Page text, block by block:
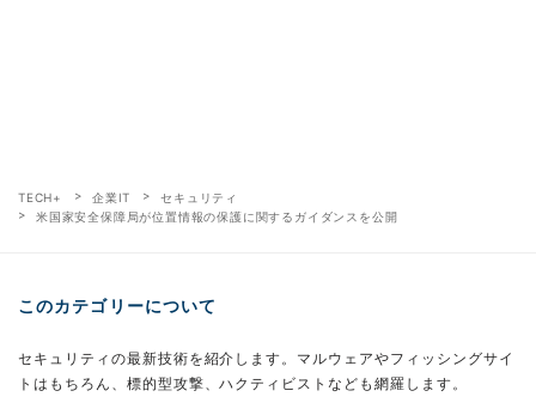
TECH+ 企業IT
セキュリティ
米国家安全保障局が位置情報の保護に関するガイダンスを公開
このカテゴリーについて
セキュリティの最新技術を紹介します。マルウェアやフィッシングサイ
トはもちろん、標的型攻撃、ハクティビストなども網羅します。